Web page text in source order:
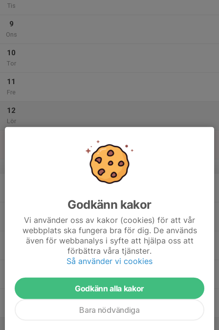
Tis
9
Ons
10
Tor
11
Fre
12
Lör
v.51
Godkänn kakor
Vi använder oss av kakor (cookies) för att vår
webbplats ska fungera bra för dig. De används
även för webbanalys i syfte att hjälpa oss att
förbättra våra tjänster.
Så använder vi cookies
Godkänn alla kakor
Bara nödvändiga